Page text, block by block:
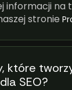
informacji
stronie
które
SEO?